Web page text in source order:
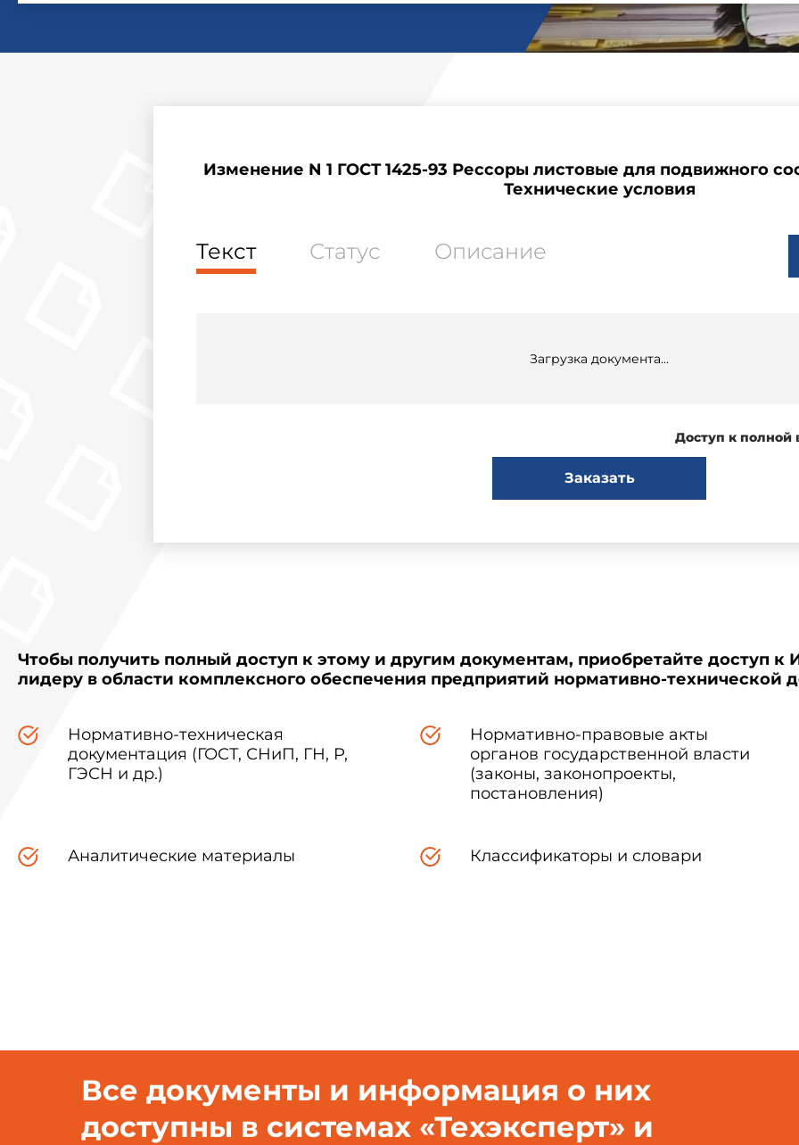
Изменение N 1 ГОСТ 1425-93 Рессоры листовые для подвижного
Технические условия
Текст Статус Описание
Загрузка документа...
Доступ к полной
Заказать
Чтобы получить полный доступ к этому и другим документам, приобретайте доступ к
лидеру в области комплексного обеспечения предприятий нормативно-технической
Нормативно-техническая
документация (ГОСТ, СНиП, ГН, Р,
ГЭСН и др.)
Нормативно-правовые акты
органов государственной власти
(законы, законопроекты,
постановления)
Аналитические материалы Классификаторы и словари
Все документы и информация о них
доступны в системах «Техэксперт» и